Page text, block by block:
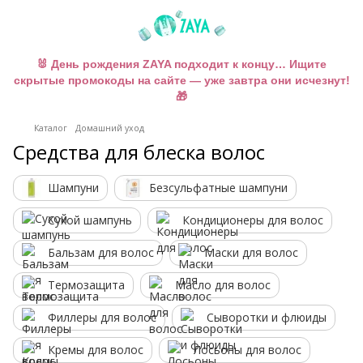
🐰 День рождения ZAYA подходит к концу… Ищите
скрытые промокоды на сайте — уже завтра они исчезнут!
🎁
Каталог Домашний уход
Средства для блеска волос
Шампуни Безсульфатные шампуни
Сухой шампунь Кондиционеры для волос
Бальзам для волос Маски для волос
Термозащита Масло для волос
Филлеры для волос Сыворотки и флюиды
Кремы для волос Лосьоны для волос